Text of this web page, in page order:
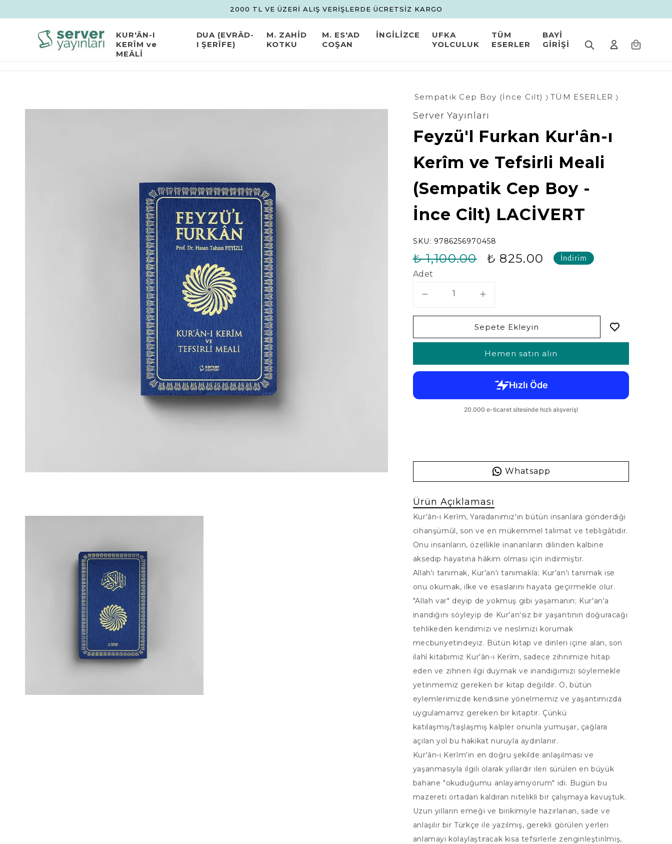
2000 TL VE ÜZERİ ALIŞ VERİŞLERDE ÜCRETSİZ KARGO
KUR'ÂN-I
KERÎM ve
MEÂLİ
DUA (EVRÂD-
I ŞERÎFE)
M. ZAHİD
KOTKU
M. ES'AD
COŞAN
İNGİLİZCE
UFKA
YOLCULUK
TÜM
ESERLER
BAYİ
GİRİŞİ
Sempatik Cep Boy (İnce Cilt) TÜM ESERLER
Server Yayınları
Feyzü'l Furkan Kur'ân-ı
Kerîm ve Tefsirli Meali
(Sempatik Cep Boy -
İnce Cilt) LACİVERT
SKU: 9786256970458
₺ 1,100.00 ₺ 825.00 İndirim
Adet
Sepete Ekleyin
Hemen satın alın
Whatsapp
Ürün Açıklaması
Kur'ân-ı Kerîm, Yaradanımız'ın bütün insanlara gönderdiği
cihanşümûl, son ve en mükemmel talimat ve tebligâtıdır.
Onu insanların, özellikle inananların dilinden kalbine
aksedip hayatına hâkim olması için indirmiştir.
Allah'ı tanımak, Kur'an'ı tanımakla; Kur'an'ı tanımak ise
onu okumak, ilke ve esaslarını hayata geçirmekle olur.
"Allah var" deyip de yokmuş gibi yaşamanın; Kur'an'a
inandığını söyleyip de Kur'an'sız bir yaşantının doğuracağı
tehlikeden kendimizi ve neslimizi korumak
mecburiyetindeyiz. Bütün kitap ve dinleri içine alan, son
ilahî kitabımız Kur'ân-ı Kerîm, sadece zihnimize hitap
eden ve zihnen ilgi duymak ve inandığımızı söylemekle
yetinmemiz gereken bir kitap değildir. O, bütün
eylemlerimizde kendisine yönelmemiz ve yaşantımızda
uygulamamız gereken bir kitaptır. Çünkü
katılaşmış/taşlaşmış kalpler onunla yumuşar, çağlara
açılan yol bu hakikat nuruyla aydınlanır.
Kur'ân-ı Kerîm'in en doğru şekilde anlaşılması ve
yaşanmasıyla ilgili olarak yıllardır ileri sürülen en büyük
bahane "okuduğumu anlayamıyorum" idi. Bugün bu
mazereti ortadan kaldıran nitelikli bir çalışmaya kavuştuk.
Uzun yılların emeği ve birikimiyle hazırlanan, sade ve
anlaşılır bir Türkçe ile yazılmış, gerekli görülen yerleri
anlamayı kolaylaştıracak kısa tefsirlerle zenginleştirilmiş,